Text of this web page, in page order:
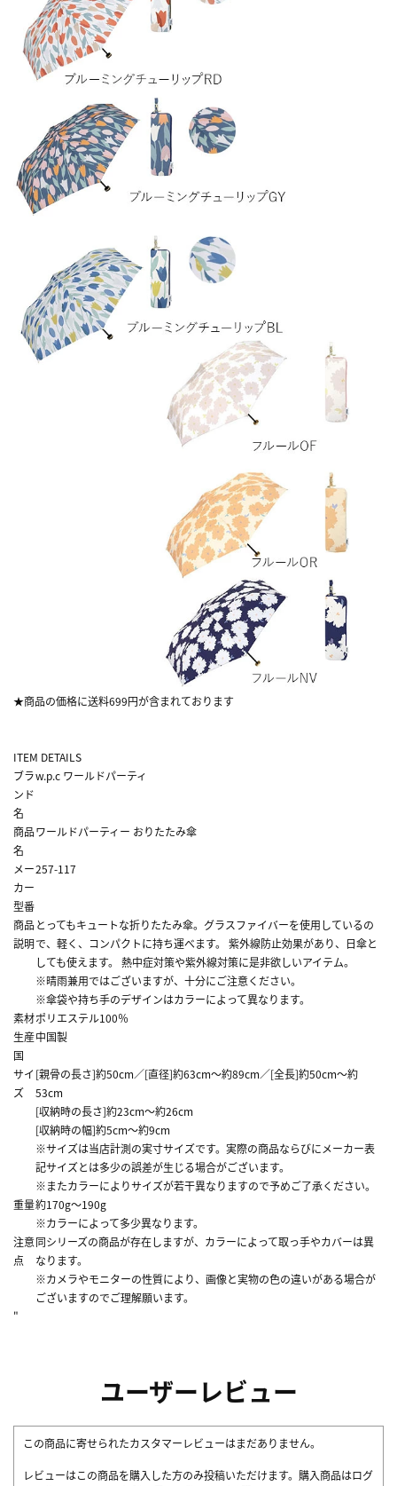
★商品の価格に送料699円が含まれております
ITEM DETAILS
ブラ
ンド
名
w.p.c ワールドパーティ
商品
名
ワールドパーティー おりたたみ傘
メー
カー
型番
257-117
商品
説明
とってもキュートな折りたたみ傘。グラスファイバーを使用しているの
で、軽く、コンパクトに持ち運べます。 紫外線防止効果があり、日傘と
しても使えます。 熱中症対策や紫外線対策に是非欲しいアイテム。
※晴雨兼用ではございますが、十分にご注意ください。
※傘袋や持ち手のデザインはカラーによって異なります。
素材ポリエステル100％
生産
国
中国製
サイ
ズ
[親骨の長さ]約50cm／[直径]約63cm～約89cm／[全長]約50cm～約
53cm
[収納時の長さ]約23cm～約26cm
[収納時の幅]約5cm～約9cm
※サイズは当店計測の実寸サイズです。実際の商品ならびにメーカー表
記サイズとは多少の誤差が生じる場合がございます。
※またカラーによりサイズが若干異なりますので予めご了承ください。
重量約170g～190g
※カラーによって多少異なります。
注意
点
同シリーズの商品が存在しますが、カラーによって取っ手やカバーは異
なります。
※カメラやモニターの性質により、画像と実物の色の違いがある場合が
ございますのでご理解願います。
"
ユーザーレビュー
この商品に寄せられたカスタマーレビューはまだありません。
レビューはこの商品を購入した方のみ投稿いただけます。購入商品はログ